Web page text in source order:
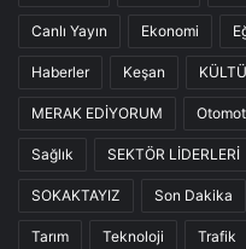
Canlı Yayın Ekonomi
Haberler Keşan
MERAK EDİYORUM
Sağlık SEKTÖR LİDERLERİ
SOKAKTAYIZ Son Dakika
Tarım Teknoloji Trafik